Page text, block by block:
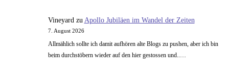
Vineyardzu Apollo Jubiläen im Wandel der Zeiten
7. August 2026
Allmählich sollte ich damit aufhören alte Blogs zu pushen, aber ich bin
beim durchstöbern wieder auf den hier gestossen und..…